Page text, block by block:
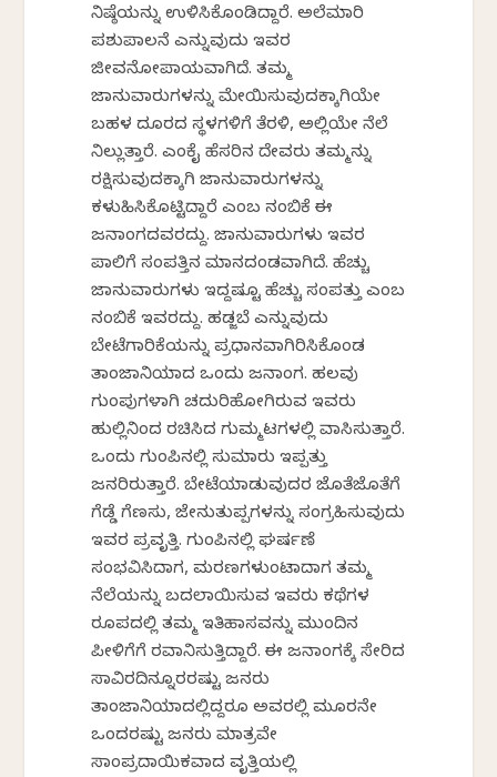
ನಿಷ್ಠೆಯನ್ನು ಉಳಿಸಿಕೊಂಡಿದ್ದಾರೆ. ಅಲೆಮಾರಿ
ಪಶುಪಾಲನೆ ಎನ್ನುವುದು ಇವರ
ಜೀವನೋಪಾಯವಾಗಿದೆ. ತಮ್ಮ
ಜಾನುವಾರುಗಳನ್ನು ಮೇಯಿಸುವುದಕ್ಕಾಗಿಯೇ
ಬಹಳ ದೂರದ ಸ್ಥಳಗಳಿಗೆ ತೆರಳಿ, ಅಲ್ಲಿಯೇ ನೆಲೆ
ನಿಲ್ಲುತ್ತಾರೆ. ಎಂಕೈ ಹೆಸರಿನ ದೇವರು ತಮ್ಮನ್ನು
ರಕ್ಷಿಸುವುದಕ್ಕಾಗಿ ಜಾನುವಾರುಗಳನ್ನು
ಕಳುಹಿಸಿಕೊಟ್ಟಿದ್ದಾರೆ ಎಂಬ ನಂಬಿಕೆ ಈ
ಜನಾಂಗದವರದ್ದು. ಜಾನುವಾರುಗಳು ಇವರ
ಪಾಲಿಗೆ ಸಂಪತ್ತಿನ ಮಾನದಂಡವಾಗಿದೆ. ಹೆಚ್ಚು
ಜಾನುವಾರುಗಳು ಇದ್ದಷ್ಟೂ ಹೆಚ್ಚು ಸಂಪತ್ತು ಎಂಬ
ನಂಬಿಕೆ ಇವರದ್ದು. ಹಡ್ಜಬೆ ಎನ್ನುವುದು
ಬೇಟೆಗಾರಿಕೆಯನ್ನು ಪ್ರಧಾನವಾಗಿರಿಸಿಕೊಂಡ
ತಾಂಜಾನಿಯಾದ ಒಂದು ಜನಾಂಗ. ಹಲವು
ಗುಂಪುಗಳಾಗಿ ಚದುರಿಹೋಗಿರುವ ಇವರು
ಹುಲ್ಲಿನಿಂದ ರಚಿಸಿದ ಗುಮ್ಮಟಗಳಲ್ಲಿ ವಾಸಿಸುತ್ತಾರೆ.
ಒಂದು ಗುಂಪಿನಲ್ಲಿ ಸುಮಾರು ಇಪ್ಪತ್ತು
ಜನರಿರುತ್ತಾರೆ. ಬೇಟೆಯಾಡುವುದರ ಜೊತೆಜೊತೆಗೆ
ಗೆಡ್ಡೆ ಗೆಣಸು, ಜೇನುತುಪ್ಪಗಳನ್ನು ಸಂಗ್ರಹಿಸುವುದು
ಇವರ ಪ್ರವೃತ್ತಿ. ಗುಂಪಿನಲ್ಲಿ ಘರ್ಷಣೆ
ಸಂಭವಿಸಿದಾಗ, ಮರಣಗಳುಂಟಾದಾಗ ತಮ್ಮ
ನೆಲೆಯನ್ನು ಬದಲಾಯಿಸುವ ಇವರು ಕಥೆಗಳ
ರೂಪದಲ್ಲಿ ತಮ್ಮ ಇತಿಹಾಸವನ್ನು ಮುಂದಿನ
ಪೀಳಿಗೆಗೆ ರವಾನಿಸುತ್ತಿದ್ದಾರೆ. ಈ ಜನಾಂಗಕ್ಕೆ ಸೇರಿದ
ಸಾವಿರದಿನ್ನೂರರಷ್ಟು ಜನರು
ತಾಂಜಾನಿಯಾದಲ್ಲಿದ್ದರೂ ಅವರಲ್ಲಿ ಮೂರನೇ
ಒಂದರಷ್ಟು ಜನರು ಮಾತ್ರವೇ
ಸಾಂಪ್ರದಾಯಿಕವಾದ ವೃತ್ತಿಯಲ್ಲಿ